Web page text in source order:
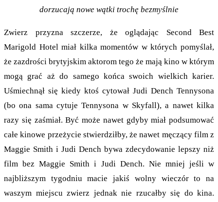
dorzucają nowe wątki trochę bezmyślnie
Zwierz przyzna szczerze, że oglądając Second Best
Marigold Hotel miał kilka momentów w których pomyślał,
że zazdrości brytyjskim aktorom tego że mają kino w którym
mogą grać aż do samego końca swoich wielkich karier.
Uśmiechnął się kiedy ktoś cytował Judi Dench Tennysona
(bo ona sama cytuje Tennysona w Skyfall), a nawet kilka
razy się zaśmiał. Być może nawet gdyby miał podsumować
całe kinowe przeżycie stwierdziłby, że nawet męczący film z
Maggie Smith i Judi Dench bywa zdecydowanie lepszy niż
film bez Maggie Smith i Judi Dench. Nie mniej jeśli w
najbliższym tygodniu macie jakiś wolny wieczór to na
waszym miejscu zwierz jednak nie rzucałby się do kina.